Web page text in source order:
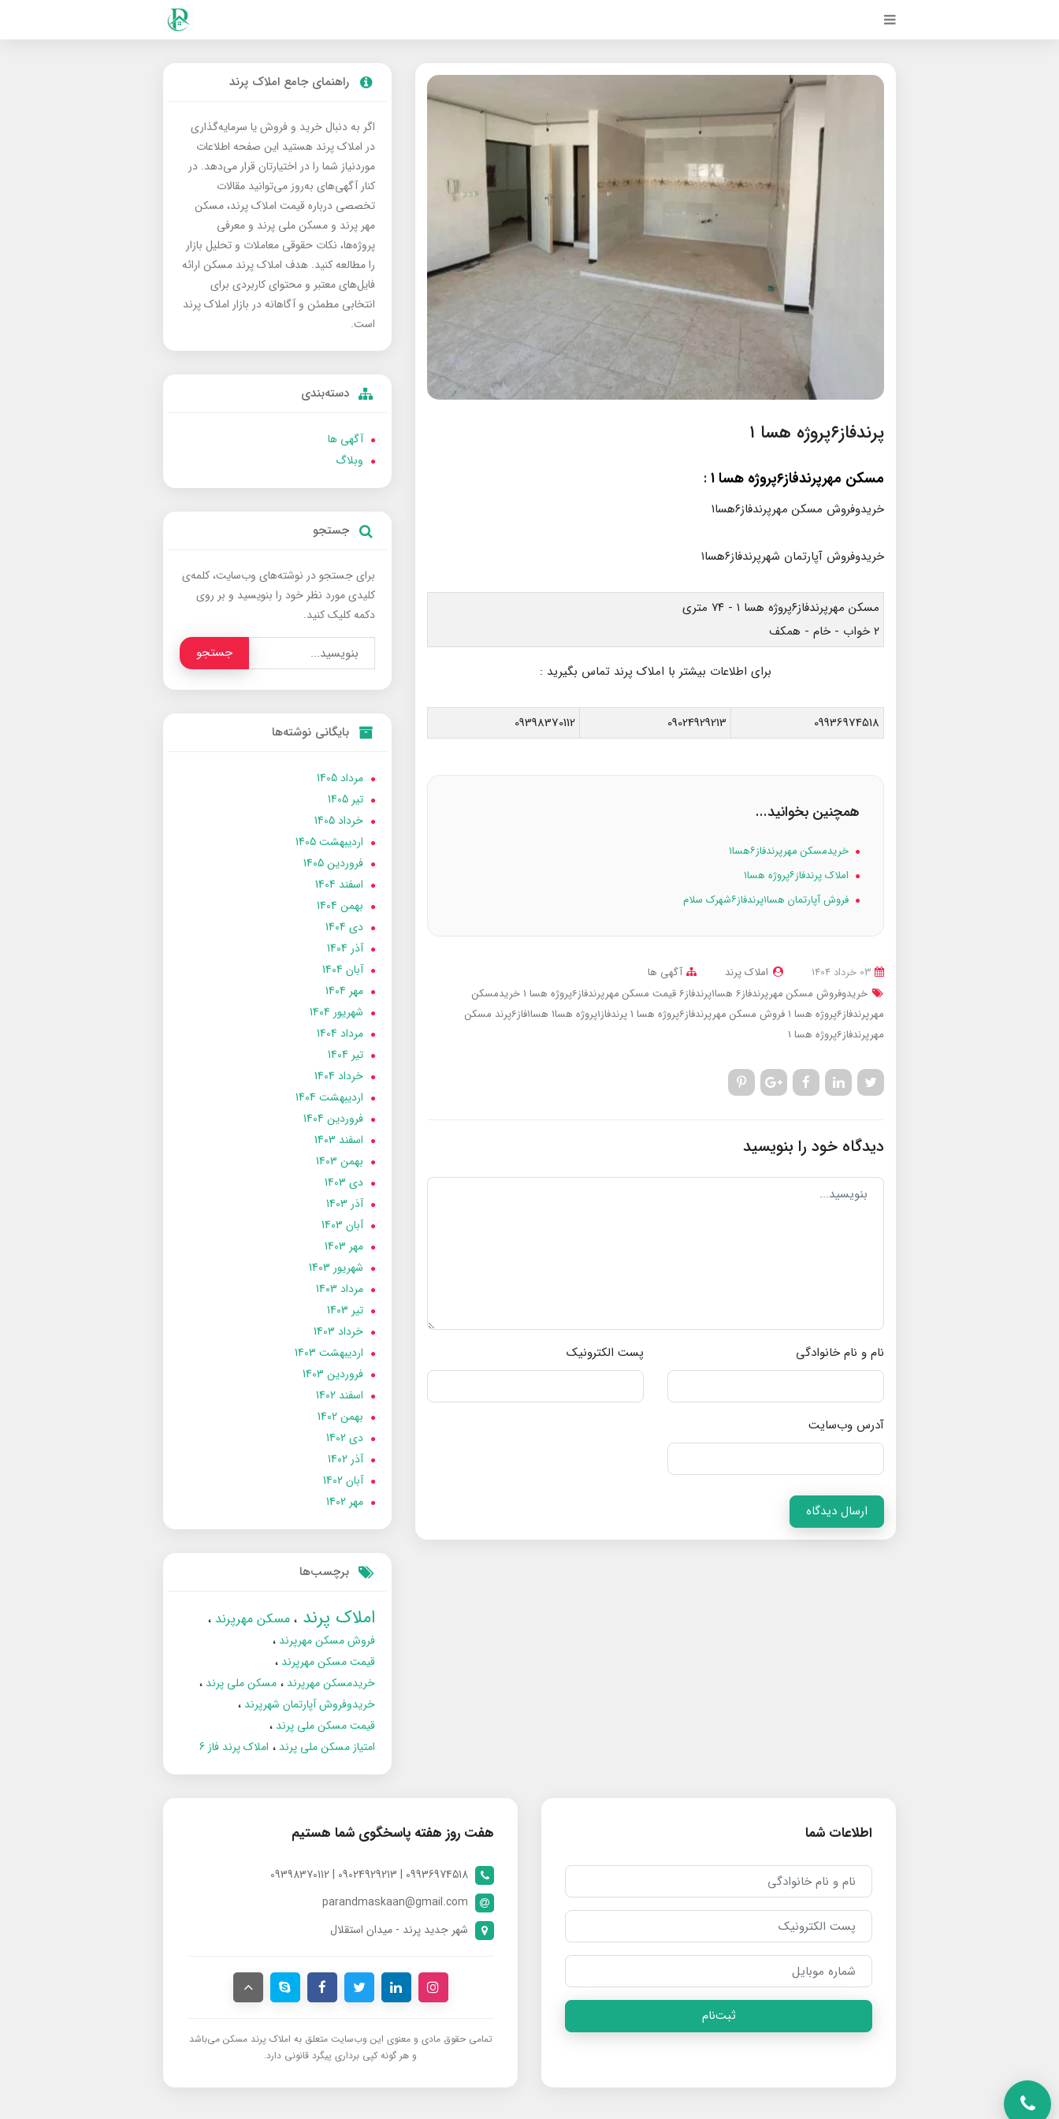
پرندفاز۶پروژه هسا ۱
مسکن مهرپرندفاز۶پروژه هسا ۱ :
خریدوفروش مسکن مهرپرندفاز۶هسا۱
خریدوفروش آپارتمان شهرپرندفاز۶هسا۱
مسکن مهرپرندفاز۶پروژه هسا ۱ - ۷۴ متری
۲ خواب - خام - همکف
برای اطلاعات بیشتر با املاک پرند تماس بگیرید :
09936974518
09024929213
09398370112
همچنین بخوانید...
خریدمسکن مهرپرندفاز۶هسا۱
املاک پرندفاز۶پروژه هسا۱
فروش آپارتمان هسا۱پرندفاز۶شهرک سلام
املاک پرند
آگهی ها
خریدوفروش مسکن مهرپرندفاز6
هسا1پرندفاز6 قیمت مسکن مهرپرندفاز6پروژه هسا 1
خریدمسکن
مهرپرندفاز6پروژه هسا 1
فروش مسکن مهرپرندفاز6پروژه هسا 1 پرندفاز1پروژه هسا1 هسا1فاز6پرند
مسکن
مهرپرندفاز6پروژه هسا 1
دیدگاه خود را بنویسید
نام و نام خانوادگی پست الکترونیک
آدرس وب‌سایت
ارسال دیدگاه
راهنمای جامع املاک پرند
اگر به دنبال خرید و فروش یا سرمایه‌گذاری
در املاک پرند هستید این صفحه اطلاعات
موردنیاز شما را در اختیارتان قرار می‌دهد. در
کنار آگهی‌های به‌روز می‌توانید مقالات
تخصصی درباره قیمت املاک پرند، مسکن
مهر پرند و مسکن ملی پرند و معرفی
پروژه‌ها، نکات حقوقی معاملات و تحلیل بازار
را مطالعه کنید. هدف املاک پرند مسکن ارائه
فایل‌های معتبر و محتوای کاربردی برای
انتخابی مطمئن و آگاهانه در بازار املاک پرند
است.
دسته‌بندی
آگهی ها
وبلاگ
جستجو
برای جستجو در نوشته‌های وب‌سایت، کلمه‌ی
کلیدی مورد نظر خود را بنویسید و بر روی
دکمه کلیک کنید.
جستجو
بایگانی نوشته‌ها
مرداد 1405
تير 1405
خرداد 1405
ارديبهشت 1405
فروردین 1405
اسفند 1404
بهمن 1404
دی 1404
آذر 1404
آبان 1404
مهر 1404
شهریور 1404
مرداد 1404
تير 1404
خرداد 1404
ارديبهشت 1404
فروردین 1404
اسفند 1403
بهمن 1403
دی 1403
آذر 1403
آبان 1403
مهر 1403
شهریور 1403
مرداد 1403
تير 1403
خرداد 1403
ارديبهشت 1403
فروردین 1403
اسفند 1402
بهمن 1402
دی 1402
آذر 1402
آبان 1402
مهر 1402
برچسب‌ها
املاک پرند مسکن مهرپرند
فروش مسکن مهرپرند
قیمت مسکن مهرپرند
خریدمسکن مهرپرند
مسکن ملی پرند
خریدوفروش آپارتمان شهرپرند
قیمت مسکن ملی پرند
امتیاز مسکن ملی پرند
املاک پرند فاز 6
اطلاعات شما
ثبت‌نام
هفت روز هفته پاسخگوی شما هستیم
09936974518 | 09024929213 | 09398370112
parandmaskaan@gmail.com
شهر جدید پرند - میدان استقلال
تمامی حقوق مادی و معنوی این وب‌سایت متعلق به املاک پرند مسکن می‌باشد
و هر گونه کپی برداری پیگرد قانونی دارد.